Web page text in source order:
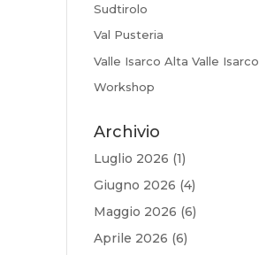
Sudtirolo
Val Pusteria
Valle Isarco Alta Valle Isarco
Workshop
Archivio
Luglio 2026 (1)
Giugno 2026 (4)
Maggio 2026 (6)
Aprile 2026 (6)